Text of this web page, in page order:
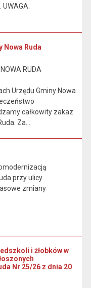
Nowa Ruda
RUDA
Urzędu Gminy Nowa
całkowity zakaz
Za...
przy ulicy
zmiany
i żłobków w
Nr 25/26 z dnia 20